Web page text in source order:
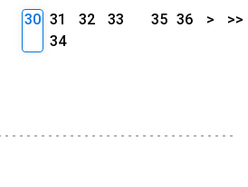
30 31 32
33
34
35 36 > >>